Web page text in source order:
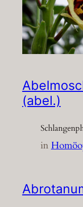
(abel.)
in